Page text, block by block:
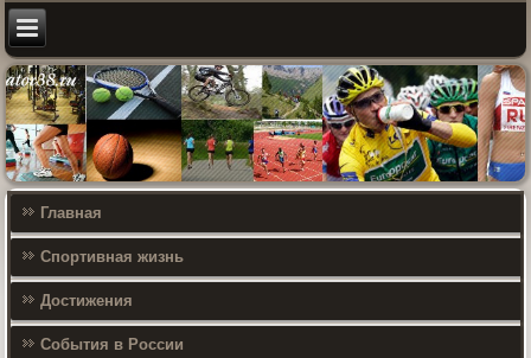
Главная
Спортивная жизнь
Достижения
События в России